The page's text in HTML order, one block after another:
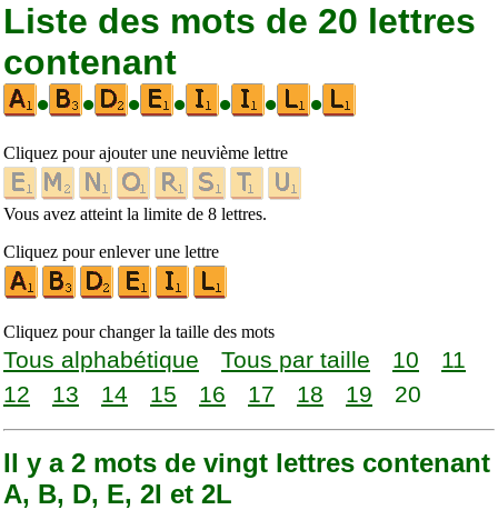
Liste des mots de 20 lettres
contenant
•
• • • • • •
Cliquez pour ajouter une neuvième lettre
Vous avez atteint la limite de 8 lettres.
Cliquez pour enlever une lettre
Cliquez pour changer la taille des mots
Tous alphabétique Tous par taille 10
11
12
13 14 15 16 17 18 19 20
Il y a 2 mots de vingt lettres contenant
A, B, D, E, 2I et 2L